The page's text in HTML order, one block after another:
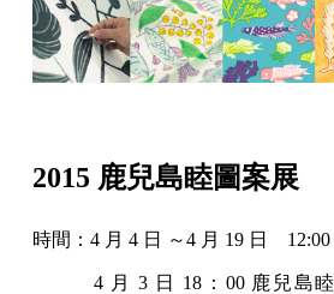
2015 鹿兒島睦圖案展
時間：4 月 4 日 ～4 月 19 日 12:00
4 月 3 日 18：00 鹿兒島睦